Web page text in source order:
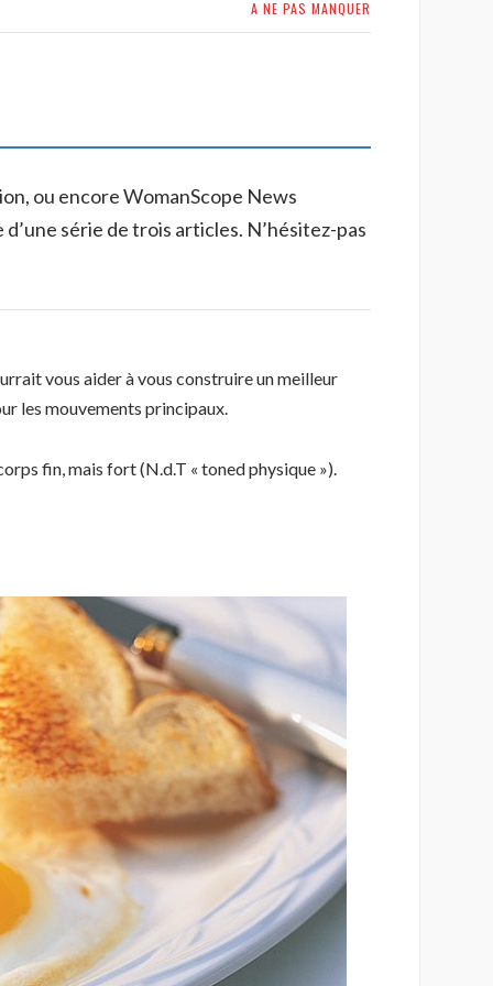
A NE PAS MANQUER
ou encore WomanScope News
série de trois articles. N’hésitez-pas
vous aider à vous construire un meilleur
les mouvements principaux.
fin, mais fort (N.d.T « toned physique »).